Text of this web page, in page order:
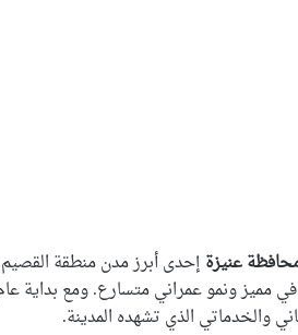
عنيزة إحدى أبرز مدن منطقة القصيم
والخدماتي الذي تشهده المدينة.